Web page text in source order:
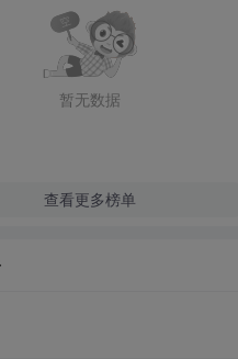
暂无数据
查看更多榜单